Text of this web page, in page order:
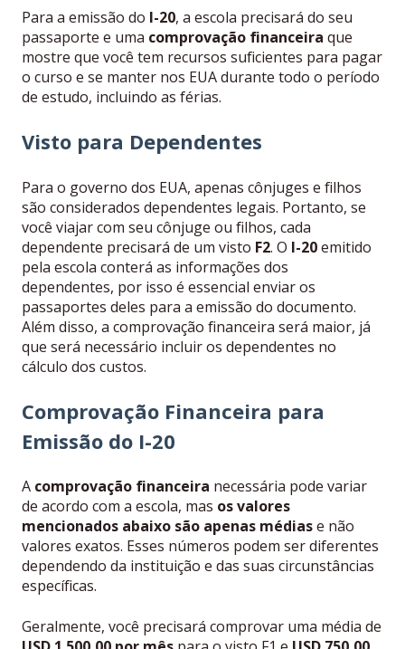
Para a emissão do I-20, a escola precisará do seu
passaporte e uma comprovação financeira que
mostre que você tem recursos suficientes para pagar
o curso e se manter nos EUA durante todo o período
de estudo, incluindo as férias.
Visto para Dependentes
Para o governo dos EUA, apenas cônjuges e filhos
são considerados dependentes legais. Portanto, se
você viajar com seu cônjuge ou filhos, cada
dependente precisará de um visto F2. O I-20emitido
pela escola conterá as informações dos
dependentes, por isso é essencial enviar os
passaportes deles para a emissão do documento.
Além disso, a comprovação financeira será maior, já
que será necessário incluir os dependentes no
cálculo dos custos.
Comprovação Financeira para
Emissão do I-20
A comprovação financeira necessária pode variar
de acordo com a escola, mas os valores
mencionados abaixo são apenas médiase não
valores exatos. Esses números podem ser diferentes
dependendo da instituição e das suas circunstâncias
específicas.
Geralmente, você precisará comprovar uma média de